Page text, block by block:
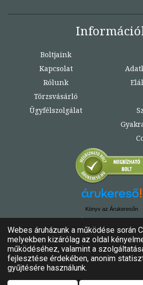
Boltjaink
Kapcsolat
Rólunk
Törzsvásárló
Ügyfélszolgálat
Könyv az Árukeresőn